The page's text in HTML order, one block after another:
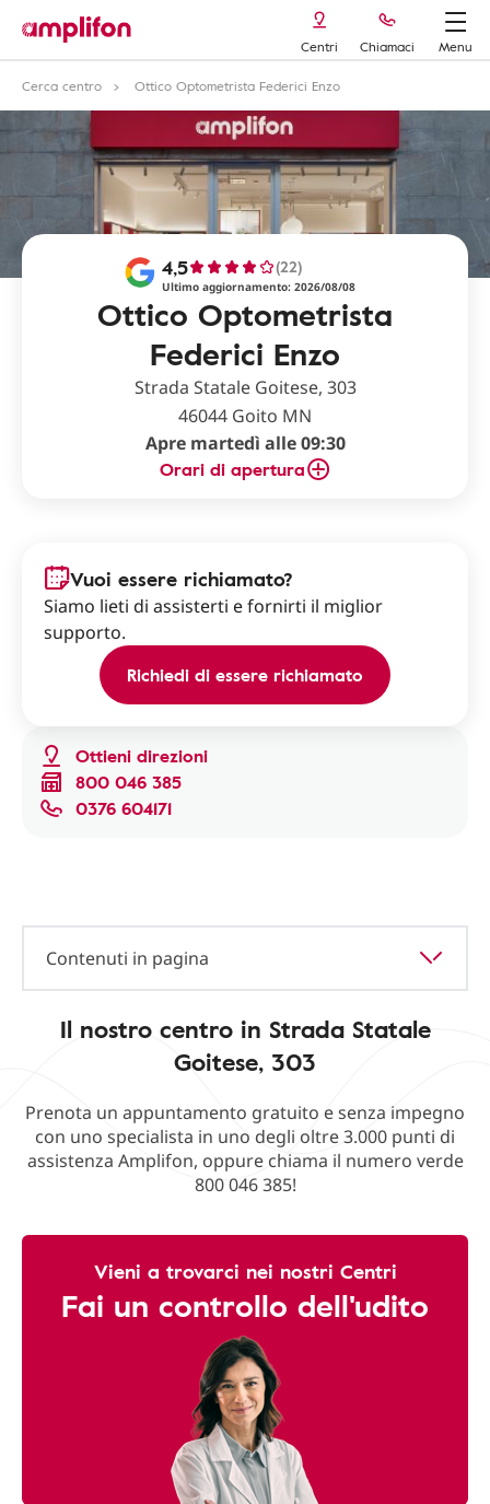
Centri Chiamaci
Menu
Cerca centro
Ottico Optometrista Federici Enzo
Ottico Optometrista
Federici Enzo
4,5 (22)
Ultimo aggiornamento: 2026/08/08
Strada Statale Goitese, 303
46044 Goito MN
Apre martedì alle 09:30
Orari di apertura
Ottieni direzioni
800 046 385
0376 604171
Vuoi essere richiamato?
Siamo lieti di assisterti e fornirti il miglior
supporto.
Richiedi di essere richiamato
Contenuti in pagina
Il nostro centro in Strada Statale
Goitese, 303
Prenota un appuntamento gratuito e senza impegno
con uno specialista in uno degli oltre 3.000 punti di
assistenza Amplifon, oppure chiama il numero verde
800 046 385!
Vieni a trovarci nei nostri Centri
Fai un controllo dell'udito